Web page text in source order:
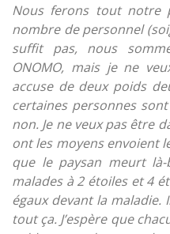
Nous ferons tout notre
nombre de personnel
suffit pas, nous
ONOMO, mais je ne
accuse de deux poids
certaines personnes
non. Je ne veux pas être
ont les moyens envoient
que le paysan meurt là-
malades à 2 étoiles et 4
égaux devant la maladie.
tout ça. J’espère que